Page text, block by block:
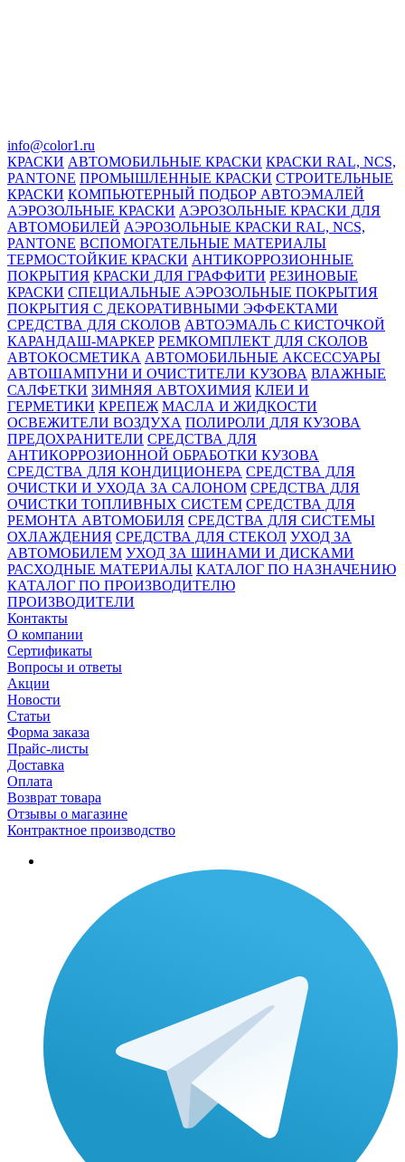
info@color1.ru
КРАСКИ АВТОМОБИЛЬНЫЕ КРАСКИ КРАСКИ RAL, NCS,
PANTONE ПРОМЫШЛЕННЫЕ КРАСКИ СТРОИТЕЛЬНЫЕ
КРАСКИ КОМПЬЮТЕРНЫЙ ПОДБОР АВТОЭМАЛЕЙ
АЭРОЗОЛЬНЫЕ КРАСКИ АЭРОЗОЛЬНЫЕ КРАСКИ ДЛЯ
АВТОМОБИЛЕЙ АЭРОЗОЛЬНЫЕ КРАСКИ RAL, NCS,
PANTONE ВСПОМОГАТЕЛЬНЫЕ МАТЕРИАЛЫ
ТЕРМОСТОЙКИЕ КРАСКИ АНТИКОРРОЗИОННЫЕ
ПОКРЫТИЯ КРАСКИ ДЛЯ ГРАФФИТИ РЕЗИНОВЫЕ
КРАСКИ СПЕЦИАЛЬНЫЕ АЭРОЗОЛЬНЫЕ ПОКРЫТИЯ
ПОКРЫТИЯ С ДЕКОРАТИВНЫМИ ЭФФЕКТАМИ
СРЕДСТВА ДЛЯ СКОЛОВ АВТОЭМАЛЬ С КИСТОЧКОЙ
КАРАНДАШ-МАРКЕР РЕМКОМПЛЕКТ ДЛЯ СКОЛОВ
АВТОКОСМЕТИКА АВТОМОБИЛЬНЫЕ АКСЕССУАРЫ
АВТОШАМПУНИ И ОЧИСТИТЕЛИ КУЗОВА ВЛАЖНЫЕ
САЛФЕТКИ ЗИМНЯЯ АВТОХИМИЯ КЛЕИ И
ГЕРМЕТИКИ КРЕПЕЖ МАСЛА И ЖИДКОСТИ
ОСВЕЖИТЕЛИ ВОЗДУХА ПОЛИРОЛИ ДЛЯ КУЗОВА
ПРЕДОХРАНИТЕЛИ СРЕДСТВА ДЛЯ
АНТИКОРРОЗИОННОЙ ОБРАБОТКИ КУЗОВА
СРЕДСТВА ДЛЯ КОНДИЦИОНЕРА СРЕДСТВА ДЛЯ
ОЧИСТКИ И УХОДА ЗА САЛОНОМ СРЕДСТВА ДЛЯ
ОЧИСТКИ ТОПЛИВНЫХ СИСТЕМ СРЕДСТВА ДЛЯ
РЕМОНТА АВТОМОБИЛЯ СРЕДСТВА ДЛЯ СИСТЕМЫ
ОХЛАЖДЕНИЯ СРЕДСТВА ДЛЯ СТЕКОЛ УХОД ЗА
АВТОМОБИЛЕМ УХОД ЗА ШИНАМИ И ДИСКАМИ
РАСХОДНЫЕ МАТЕРИАЛЫ КАТАЛОГ ПО НАЗНАЧЕНИЮ
КАТАЛОГ ПО ПРОИЗВОДИТЕЛЮ
ПРОИЗВОДИТЕЛИ
Контакты
О компании
Сертификаты
Вопросы и ответы
Акции
Новости
Статьи
Форма заказа
Прайс-листы
Доставка
Оплата
Возврат товара
Отзывы о магазине
Контрактное производство